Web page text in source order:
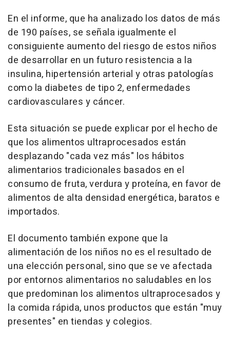
En el informe, que ha analizado los datos de más
de 190 países, se señala igualmente el
consiguiente aumento del riesgo de estos niños
de desarrollar en un futuro resistencia a la
insulina, hipertensión arterial y otras patologías
como la diabetes de tipo 2, enfermedades
cardiovasculares y cáncer.
Esta situación se puede explicar por el hecho de
que los alimentos ultraprocesados están
desplazando "cada vez más" los hábitos
alimentarios tradicionales basados en el
consumo de fruta, verdura y proteína, en favor de
alimentos de alta densidad energética, baratos e
importados.
El documento también expone que la
alimentación de los niños no es el resultado de
una elección personal, sino que se ve afectada
por entornos alimentarios no saludables en los
que predominan los alimentos ultraprocesados y
la comida rápida, unos productos que están "muy
presentes" en tiendas y colegios.